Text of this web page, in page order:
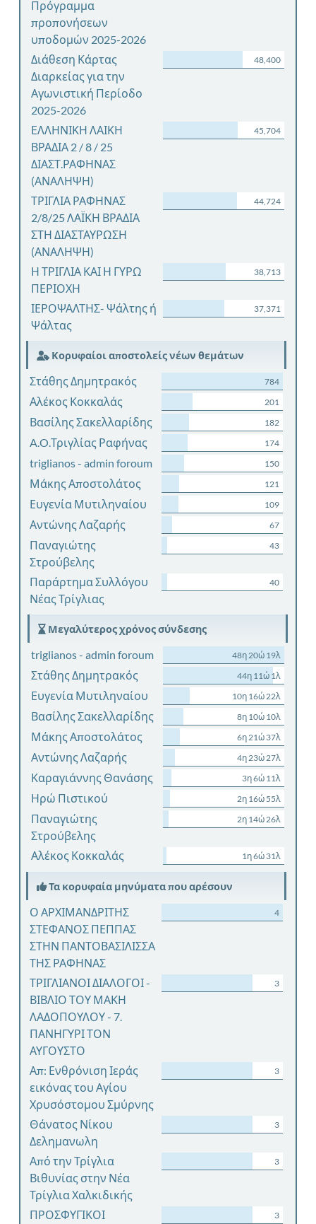
Πρόγραμμα
προπονήσεων
υποδομών 2025-2026
Διάθεση Κάρτας
Διαρκείας για την
Αγωνιστική Περίοδο
2025-2026
48,400
ΕΛΛΗΝΙΚΗ ΛΑΙΚΗ
ΒΡΑΔΙΑ 2 / 8 / 25
ΔΙΑΣΤ.ΡΑΦΗΝΑΣ
(ΑΝΑΛΗΨΗ)
45,704
ΤΡΙΓΛΙΑ ΡΑΦΗΝΑΣ
2/8/25 ΛΑΪΚΗ ΒΡΑΔΙΑ
ΣΤΗ ΔΙΑΣΤΑΥΡΩΣΗ
(ΑΝΑΛΗΨΗ)
44,724
Η ΤΡΙΓΛΙΑ ΚΑΙ Η ΓΥΡΩ
ΠΕΡΙΟΧΗ
38,713
ΙΕΡΟΨΑΛΤΗΣ- Ψάλτης ή
Ψάλτας
37,371
Κορυφαίοι αποστολείς νέων θεμάτων
Στάθης Δημητρακός 784
Αλέκος Κοκκαλάς 201
Βασίλης Σακελλαρίδης 182
A.O.Τριγλίας Ραφήνας 174
triglianos - admin foroum 150
Μάκης Αποστολάτος 121
Ευγενία Μυτιληναίου 109
Αντώνης Λαζαρής 67
Παναγιώτης
Στρούβελης
43
Παράρτημα Συλλόγου
Νέας Τρίγλιας
40
Μεγαλύτερος χρόνος σύνδεσης
triglianos - admin foroum 48η 20ώ 19λ
Στάθης Δημητρακός 44η 11ώ 1λ
Ευγενία Μυτιληναίου 10η 16ώ 22λ
Βασίλης Σακελλαρίδης 8η 10ώ 10λ
Μάκης Αποστολάτος 6η 21ώ 37λ
Αντώνης Λαζαρής 4η 23ώ 27λ
Καραγιάννης Θανάσης 3η 6ώ 11λ
Ηρώ Πιστικού 2η 16ώ 55λ
Παναγιώτης
Στρούβελης
2η 14ώ 26λ
Αλέκος Κοκκαλάς 1η 6ώ 31λ
Τα κορυφαία μηνύματα που αρέσουν
Ο ΑΡΧΙΜΑΝΔΡΙΤΗΣ
ΣΤΕΦΑΝΟΣ ΠΕΠΠΑΣ
ΣΤΗΝ ΠΑΝΤΟΒΑΣΙΛΙΣΣΑ
ΤΗΣ ΡΑΦΗΝΑΣ
4
ΤΡΙΓΛΙΑΝΟΙ ΔΙΑΛΟΓΟΙ -
ΒΙΒΛΙΟ ΤΟΥ ΜΑΚΗ
ΛΑΔΟΠΟΥΛΟΥ - 7.
ΠΑΝΗΓΥΡΙ ΤΟΝ
ΑΥΓΟΥΣΤΟ
3
Απ: Ενθρόνιση Ιεράς
εικόνας του Αγίου
Χρυσόστομου Σμύρνης
3
Θάνατος Νίκου
Δελημανωλη
3
Από την Τρίγλια
Βιθυνίας στην Νέα
Τρίγλια Χαλκιδικής
3
ΠΡΟΣΦΥΓΙΚΟΙ
3